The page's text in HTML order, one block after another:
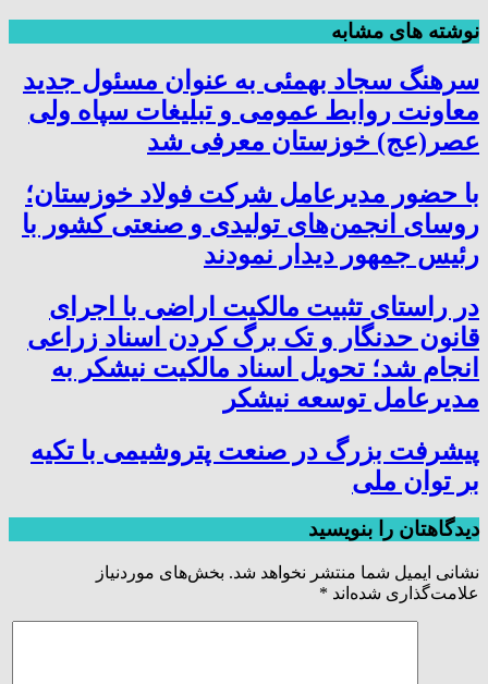
نوشته های مشابه
سرهنگ سجاد بهمئی به عنوان مسئول جدید
معاونت روابط عمومی و تبلیغات سپاه ولی
عصر(عج) خوزستان معرفی شد
با حضور مدیرعامل شرکت فولاد خوزستان؛
روسای انجمن‌های تولیدی و صنعتی کشور با
رئیس جمهور دیدار نمودند
در راستای تثبیت مالکیت اراضی با اجرای
قانون حدنگار و تک برگ کردن اسناد زراعی
انجام شد؛ تحویل اسناد مالکیت نیشکر به
مدیرعامل توسعه نیشکر
پیشرفت بزرگ در صنعت پتروشیمی با تکیه
بر توان ملی
دیدگاهتان را بنویسید
نشانی ایمیل شما منتشر نخواهد شد. بخش‌های موردنیاز
علامت‌گذاری شده‌اند *